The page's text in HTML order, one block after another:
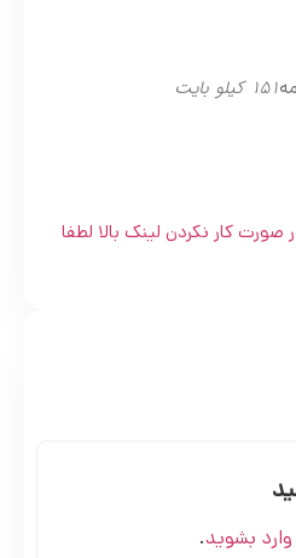
151 کیلو بایت
صورت کار نکردن لینک بالا لطفا
وارد بشوید.